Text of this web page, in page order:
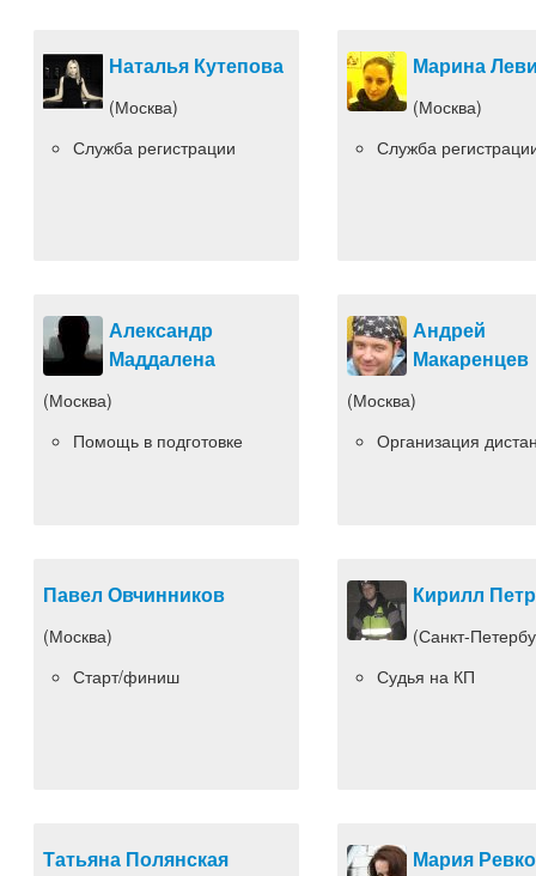
Наталья Кутепова
(Москва)
Служба регистрации
Марина
(Москва)
Служба
Александр
Маддалена
(Москва)
Помощь в подготовке
Андрей
Макаренцев
(Москва)
Организация
Павел Овчинников
(Москва)
Старт/финиш
Кирилл
(Санкт-
Судья на КП
Татьяна Полянская Мария